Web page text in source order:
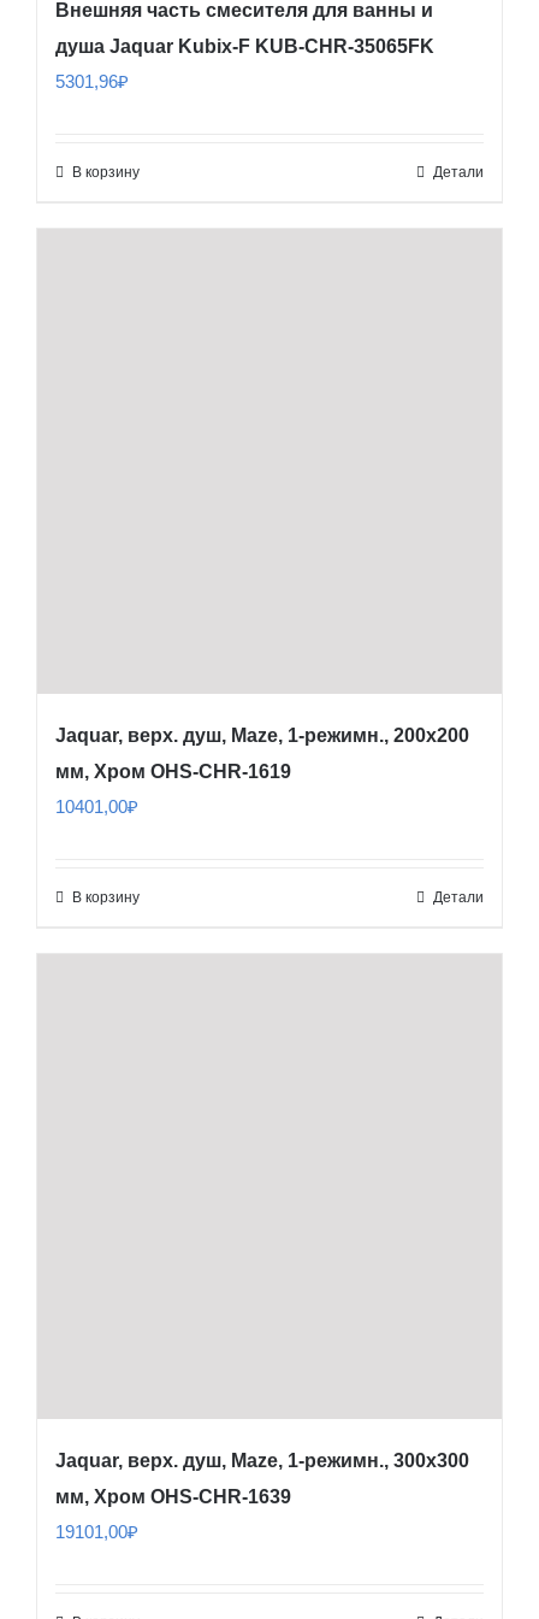
Внешняя часть смесителя для ванны и
душа Jaquar Kubix-F KUB-CHR-35065FK
5301,96₽
В корзину Детали
Jaquar, верх. душ, Maze, 1-режимн., 200х200
мм, Хром OHS-CHR-1619
10401,00₽
В корзину Детали
Jaquar, верх. душ, Maze, 1-режимн., 300х300
мм, Хром OHS-CHR-1639
19101,00₽